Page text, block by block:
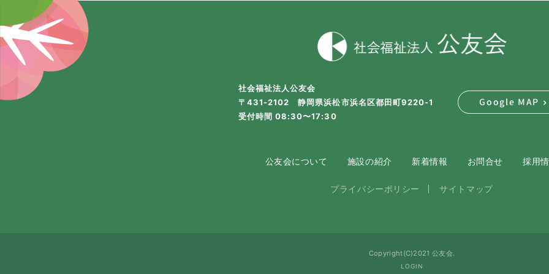
社会福祉法人公友会
〒431-2102 静岡県浜松市浜名区都田町9220-1
受付時間 08:30〜17:30
Google MAP
公友会について 施設の紹介 新着情報 お問合せ 採用
プライバシーポリシー サイトマップ
Copyright(C)2021 公友会.
LOGIN